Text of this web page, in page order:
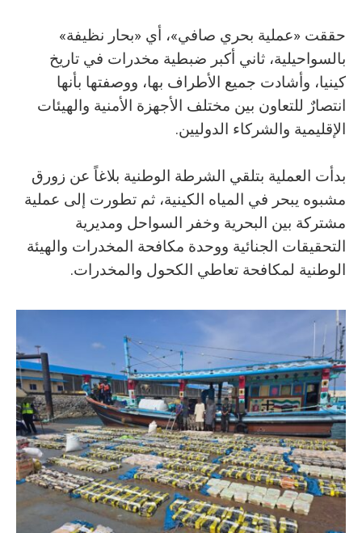
حققت «عملية بحري صافي»، أي «بحار نظيفة»
بالسواحيلية، ثاني أكبر ضبطية مخدرات في تاريخ
كينيا، وأشادت جميع الأطراف بها، ووصفتها بأنها
انتصارٌ للتعاون بين مختلف الأجهزة الأمنية والهيئات
الإقليمية والشركاء الدوليين.
بدأت العملية بتلقي الشرطة الوطنية بلاغاً عن زورق
مشبوه يبحر في المياه الكينية، ثم تطورت إلى عملية
مشتركة بين البحرية وخفر السواحل ومديرية
التحقيقات الجنائية ووحدة مكافحة المخدرات والهيئة
الوطنية لمكافحة تعاطي الكحول والمخدرات.